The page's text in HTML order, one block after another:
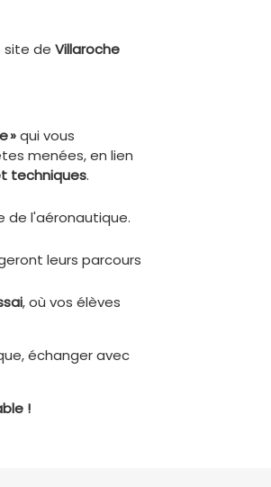
de Villaroche
»qui vous
menées, en lien
techniques.
de l'aéronautique.
leurs parcours
, où vos élèves
échanger avec
!